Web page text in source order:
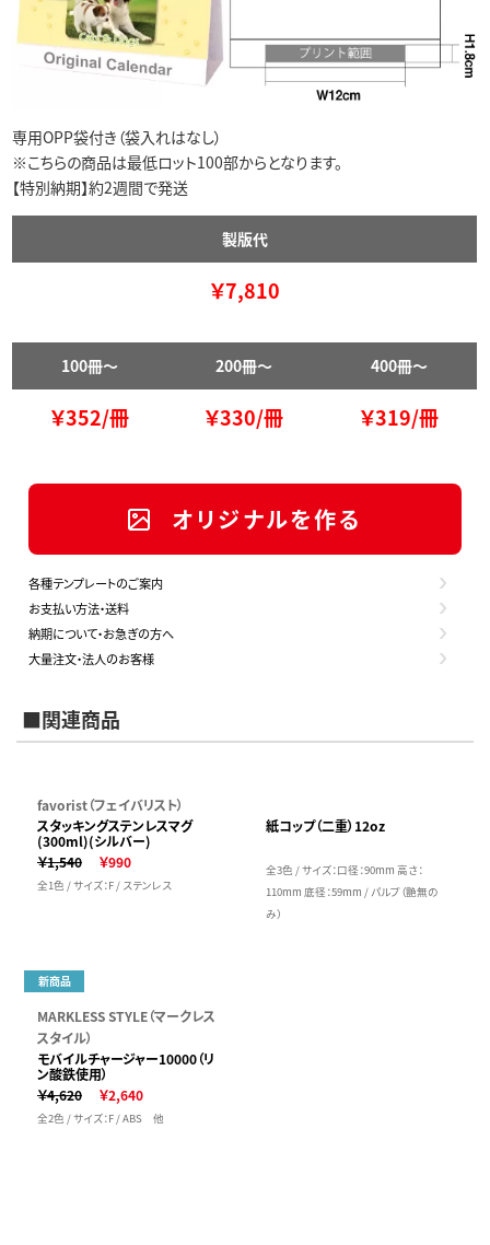
専用OPP袋付き（袋入れはなし）
※こちらの商品は最低ロット100部からとなります。
【特別納期】約2週間で発送
製版代
￥7,810
100冊～ 200冊～ 400冊～
￥352/冊 ￥330/冊 ￥319/冊
オリジナルを作る
各種テンプレートのご案内
お支払い方法・送料
納期について・お急ぎの方へ
大量注文・法人のお客様
■関連商品
favorist（フェイバリスト）
スタッキングステンレスマグ
(300ml)(シルバー)
￥1,540
￥990
全1色 / サイズ：F / ステンレス
紙コップ（二重）12oz
全3色 / サイズ：口径：90mm 高さ：
110mm 底径：59mm / パルプ（艶無の
み）
新商品
MARKLESS STYLE（マークレス
スタイル）
モバイルチャージャー10000（リ
ン酸鉄使用）
￥4,620
￥2,640
全2色 / サイズ：F / ABS 他